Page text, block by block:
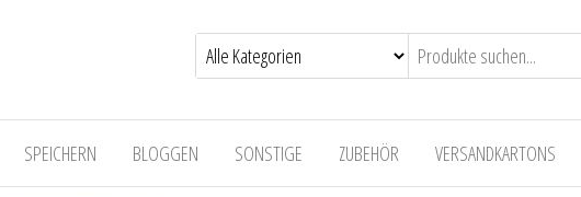
SPEICHERN BLOGGEN SONSTIGE ZUBEHÖR VERSANDKARTONS